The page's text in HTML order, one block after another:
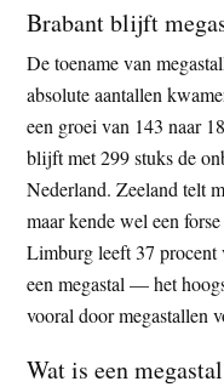
Brabant blijft
De toename van
absolute aantallen
een groei van 143 naar
blijft met 299 stuks de
Nederland. Zeeland telt
maar kende wel een
Limburg leeft 37 procent
een megastal — het
vooral door megastallen
Wat is een